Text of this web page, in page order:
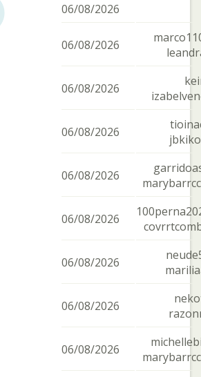
06/08/2026
06/08/2026
06/08/2026
06/08/2026
06/08/2026
06/08/2026
06/08/2026
06/08/2026
06/08/2026